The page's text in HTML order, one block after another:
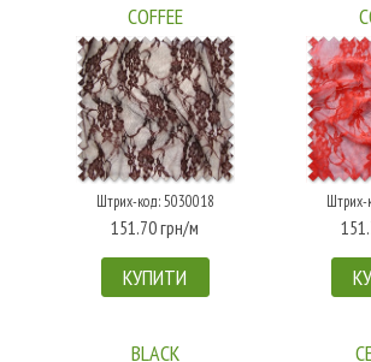
COFFEE
Штрих-код: 5030018
151.70 грн/м
КУПИТИ
Штрих-
BLACK